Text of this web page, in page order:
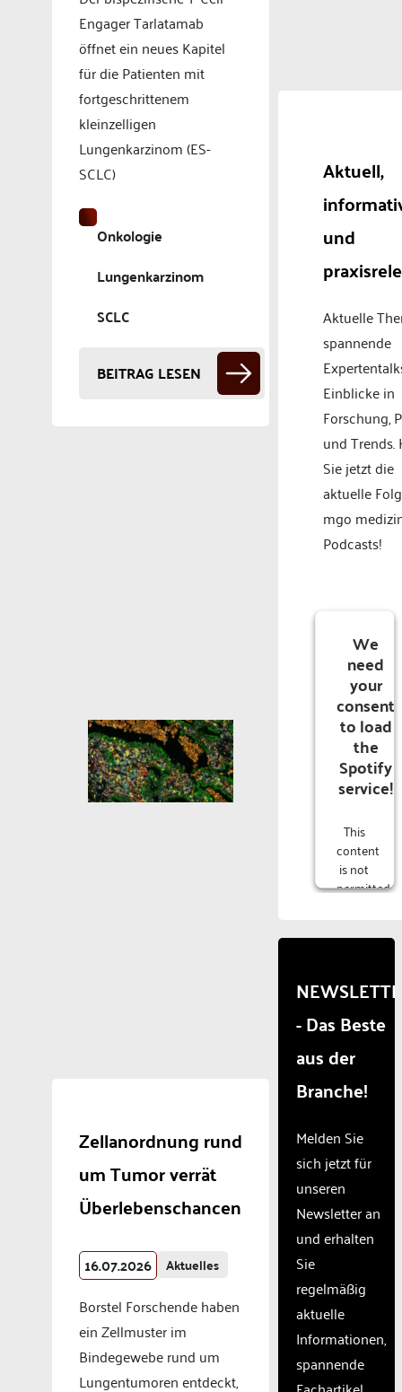
Engager Tarlatamab
öffnet ein neues Kapitel
für die Patienten mit
fortgeschrittenem
kleinzelligen
Lungenkarzinom (ES-
SCLC)
Onkologie
Lungenkarzinom
SCLC
BEITRAG LESEN
Zellanordnung rund
um Tumor verrät
Überlebenschancen
16.07.2026 Aktuelles
Borstel Forschende haben
ein Zellmuster im
Bindegewebe rund um
Lungentumoren entdeckt,
Aktuell,
und
Aktuelle
spannende
Einblicke in
Forschung,
und Trends.
Sie jetzt die
aktuelle
mgo
Podcasts!
We
need
your
consent
to load
the
Spotify
service!
This
content
is not
permitted
due to
that
are
not
disclosed
to the
The
owner
needs
to
setup
the
site
with
CMP
to add
content
to the
list of
- Das Beste
aus der
Branche!
Melden Sie
sich jetzt für
unseren
Newsletter an
und erhalten
Sie
regelmäßig
aktuelle
Informationen,
spannende